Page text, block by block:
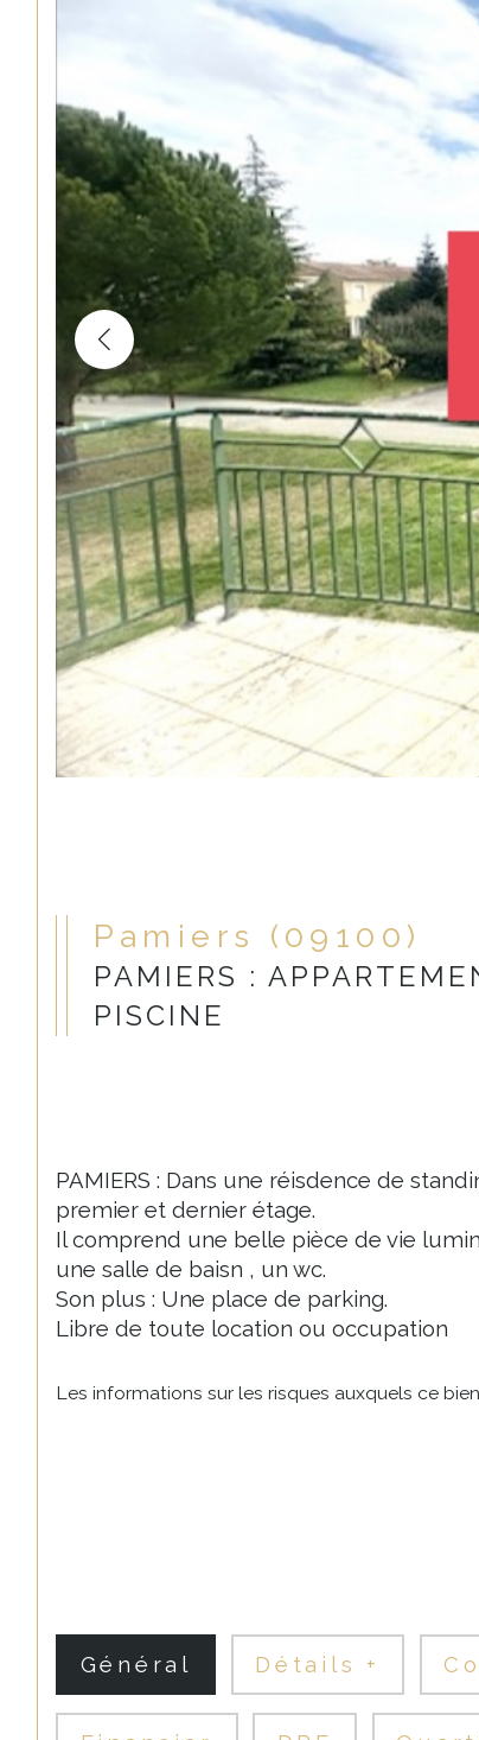
Pamiers (09100)
PAMIERS :
PISCINE
PAMIERS : Dans une réisdence de
premier et dernier étage.
Il comprend une belle pièce de vie
une salle de baisn , un wc.
Son plus : Une place de parking.
Libre de toute location ou occupation
Les informations sur les risques auxquels ce
Général Détails +